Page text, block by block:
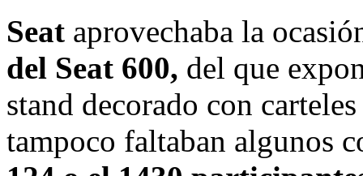
Seat aprovechaba la
del Seat 600, del que
stand decorado con
tampoco faltaban algunos